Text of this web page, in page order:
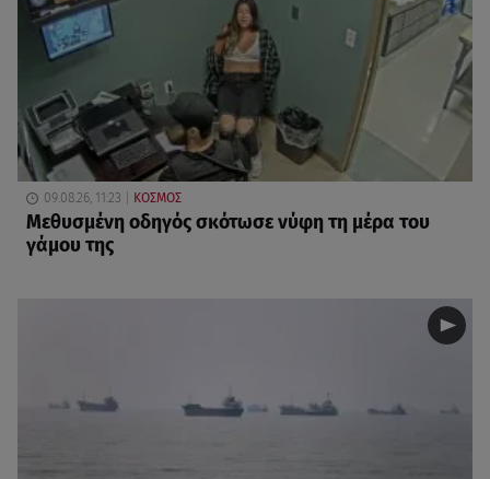
09.08.26, 11:23 ΚΟΣΜΟΣ
Μεθυσμένη οδηγός σκότωσε νύφη τη μέρα του
γάμου της